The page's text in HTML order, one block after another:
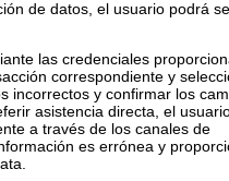
de datos, el usuario podrá
las credenciales
correspondiente y
incorrectos y confirmar los
asistencia directa, el
a través de los canales de
es errónea y